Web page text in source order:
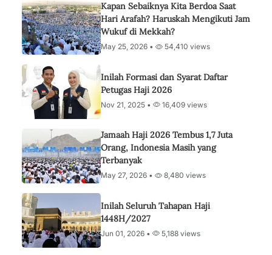
Kapan Sebaiknya Kita Berdoa Saat
Hari Arafah? Haruskah Mengikuti Jam
Wukuf di Mekkah?
May 25, 2026 • 54,410 views
Inilah Formasi dan Syarat Daftar
Petugas Haji 2026
Nov 21, 2025 • 16,409 views
Jamaah Haji 2026 Tembus 1,7 Juta
Orang, Indonesia Masih yang
Terbanyak
May 27, 2026 • 8,480 views
Inilah Seluruh Tahapan Haji
1448H/2027
Jun 01, 2026 • 5,188 views